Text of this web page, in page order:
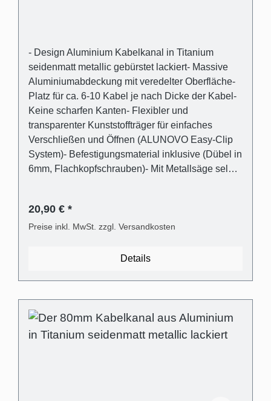
- Design Aluminium Kabelkanal in Titanium
seidenmatt metallic gebürstet lackiert- Massive
Aluminiumabdeckung mit veredelter Oberfläche-
Platz für ca. 6-10 Kabel je nach Dicke der Kabel-
Keine scharfen Kanten- Flexibler und
transparenter Kunststoffträger für einfaches
Verschließen und Öffnen (ALUNOVO Easy-Clip
System)- Befestigungsmaterial inklusive (Dübel in
6mm, Flachkopfschrauben)- Mit Metallsäge selbst
Titanium seidenmatt metallic gebürstet lackiert
aus Aluminium- 1 Stk. Kabelkanalträger aus
gängigsten Wandarten- Kreuzschlitz
Aluminium- Träger Kunststoff transparent und
flexibel- Außenmaß: (B):80mm (H)21mm-
Innenmaß (Kabelschacht): 28mm x 18mm-
20,90 € *
Preise inkl. MwSt. zzgl. Versandkosten
Details